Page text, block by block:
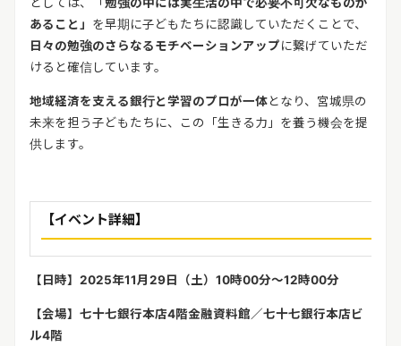
あること」 を早期に子どもたちに認識していただくことで、
日々の勉強のさらなるモチベーションアップに繋げていただ
けると確信しています。
地域経済を支える銀行と学習のプロが一体となり、宮城県の
未来を担う子どもたちに、この「生きる力」を養う機会を提
供します。
【イベント詳細】
【日時】 2025年11月 29日（土） 10時00分～12時00分
【会場】七十七銀行本店4階金融資料館／七十七銀行本店ビ
ル4階